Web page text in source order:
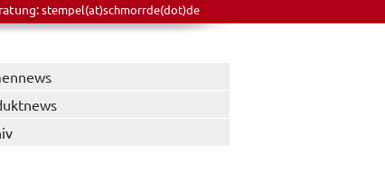
stempel(at)schmorrde(dot)de